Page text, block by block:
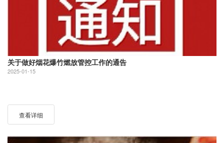
关于做好烟花爆竹燃放管控工作的通告
2025-01-15
查看详细